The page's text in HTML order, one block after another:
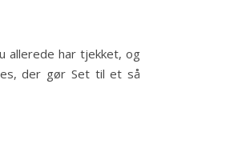
allerede har tjekket, og
der gør Set til et så